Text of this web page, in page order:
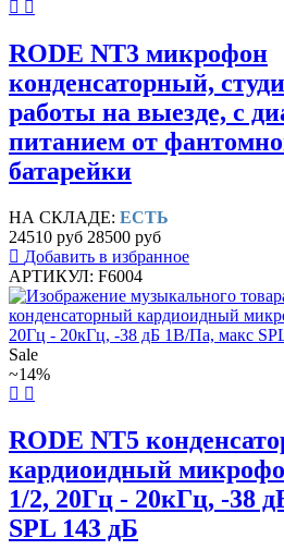
RODE NT3 микрофон
конденсаторный,
работы на выезде, с
питанием от
батарейки
НА СКЛАДЕ: ЕСТЬ
24510 руб 28500 руб
Добавить в избранное
АРТИКУЛ: F6004
Sale
~14%
RODE NT5
кардиоидный
1/2, 20Гц - 20кГц, -38
SPL 143 дБ